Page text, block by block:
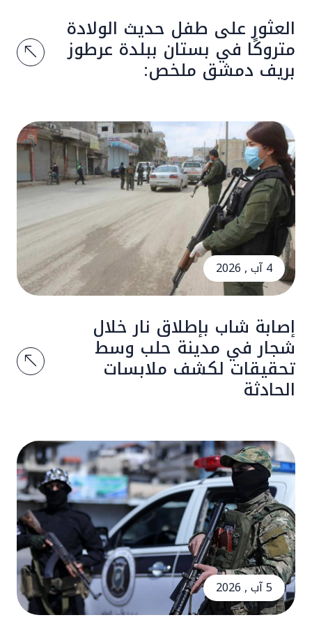
العثور على طفل حديث الولادة
متروكًا في بستان ببلدة عرطوز
بريف دمشق ملخص:
4 آب , 2026
إصابة شاب بإطلاق نار خلال
شجار في مدينة حلب وسط
تحقيقات لكشف ملابسات
الحادثة
5 آب , 2026